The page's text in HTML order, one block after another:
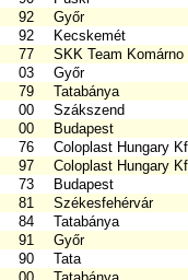
92
Győr
92
Kecskemét
77
SKK Team Komárno
03
Győr
79
Tatabánya
00
Szákszend
00
Budapest
76
Coloplast Hungary
97
Coloplast Hungary
73
Budapest
81
Székesfehérvár
84
Tatabánya
91
Győr
90
Tata